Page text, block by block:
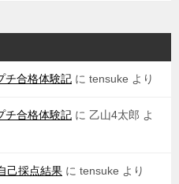
チ合格体験記 に tensuke より
チ合格体験記 に 乙山4太郎 よ
己採点結果 に tensuke より